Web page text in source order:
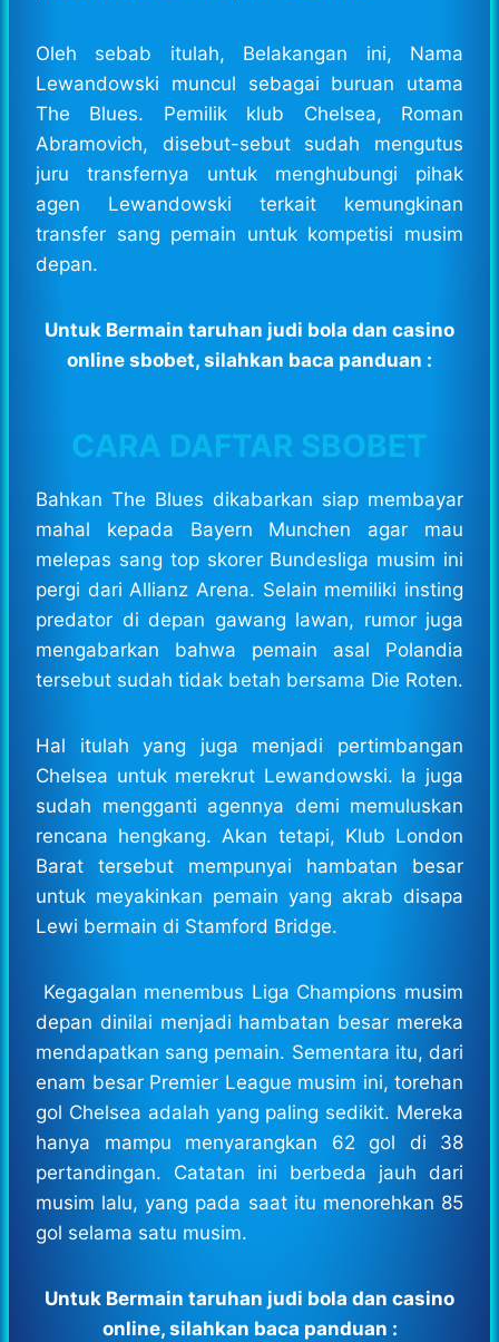
Oleh sebab itulah, Belakangan ini, Nama
Lewandowski muncul sebagai buruan utama
The Blues. Pemilik klub Chelsea, Roman
Abramovich, disebut-sebut sudah mengutus
juru transfernya untuk menghubungi pihak
agen Lewandowski terkait kemungkinan
transfer sang pemain untuk kompetisi musim
depan.
Untuk Bermain taruhan judi bola dan casino
online sbobet, silahkan baca panduan :
CARA DAFTAR SBOBET
Bahkan The Blues dikabarkan siap membayar
mahal kepada Bayern Munchen agar mau
melepas sang top skorer Bundesliga musim ini
pergi dari Allianz Arena. Selain memiliki insting
predator di depan gawang lawan, rumor juga
mengabarkan bahwa pemain asal Polandia
tersebut sudah tidak betah bersama Die Roten.
Hal itulah yang juga menjadi pertimbangan
Chelsea untuk merekrut Lewandowski. Ia juga
sudah mengganti agennya demi memuluskan
rencana hengkang. Akan tetapi, Klub London
Barat tersebut mempunyai hambatan besar
untuk meyakinkan pemain yang akrab disapa
Lewi bermain di Stamford Bridge.
Kegagalan menembus Liga Champions musim
depan dinilai menjadi hambatan besar mereka
mendapatkan sang pemain. Sementara itu, dari
enam besar Premier League musim ini, torehan
gol Chelsea adalah yang paling sedikit. Mereka
hanya mampu menyarangkan 62 gol di 38
pertandingan. Catatan ini berbeda jauh dari
musim lalu, yang pada saat itu menorehkan 85
gol selama satu musim.
Untuk Bermain taruhan judi bola dan casino
online, silahkan baca panduan :